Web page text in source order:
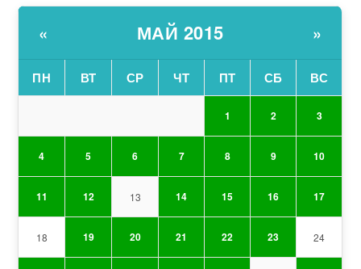
« МАЙ 2015 »
ПН ВТ СР ЧТ ПТ СБ ВС
1 2 3
4 5 6 7 8 9 10
11 12 13 14 15 16 17
18 19 20 21 22 23 24